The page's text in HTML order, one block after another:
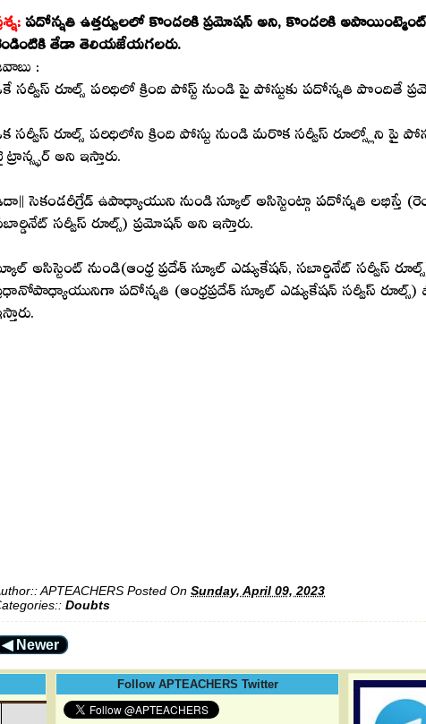
పదోన్నతి ఉత్తర్వులలో కొందరికి ప్రమోషన్ అని, కొందరికి
తేడా తెలియజేయగలరు.
:
సర్వీస్ రూల్స్ పరిధిలో క్రింది పోస్ట్ నుండి పై పోస్టుకు పదోన్నతి పొందితే
సర్వీస్ రూల్స్ పరిధిలోని క్రింది పోస్టు నుండి మరొక సర్వీస్ రూల్స్లోని పై
అని ఇస్తారు.
సెకండరీగ్రేడ్ ఉపాధ్యాయుని నుండి స్కూల్ అసిస్టెంట్గా పదోన్నతి లభిస్తే
సర్వీస్ రూల్స్) ప్రమోషన్ అని ఇస్తారు.
అసిస్టెంట్ నుండి(ఆంధ్ర ప్రదేశ్ స్కూల్ ఎడ్యుకేషన్, సబార్డినేట్ సర్వీస్
పదోన్నతి (ఆంధ్రప్రదేశ్ స్కూల్ ఎడ్యుకేషన్ సర్వీస్
APTEACHERS Posted On Sunday, April 09, 2023
Doubts
◀ Newer
Follow APTEACHERS Twitter